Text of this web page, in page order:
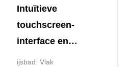
Intuïtieve
touchscreen-
interface en
geautomatiseerde
ijsbad: Vlak